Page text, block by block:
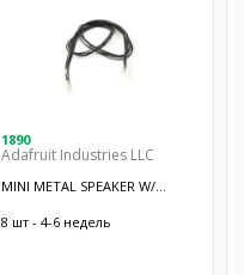
1890
Adafruit Industries LLC
MINI METAL SPEAKER W/
8 шт - 4-6 недель